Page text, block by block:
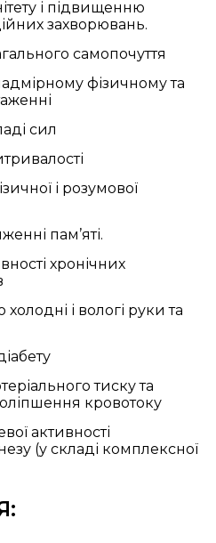
і підвищенню
захворювань.
самопочуття
фізичному та
сил
і розумової
пам’яті.
хронічних
і вологі руки та
тиску та
кровотоку
активності
(у складі комплексної